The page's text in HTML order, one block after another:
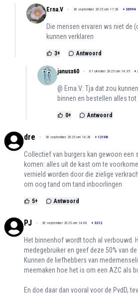
Erna.V 30 september 2025 om 17:28 + 36994
Die mensen ervaren ws niet de
kunnen verklaren
3+ Antwoord
janusx60 01 oktober 2025 om 14:35 +
@ Erna.V: Tja dat zou
binnen en bestellen alles
0+ Antwoord
dre 30 september 2025 om 14:28 + 12108
Collectief van burgers kan gewoon een
komen: alles uit de kast om te
vernield worden door die zielige
om oog tand om tand inboorlingen
5+ Antwoord
PJ 30 september 2025 om 14:08 + 3212
Het binnenhof wordt toch al verbouwd.
medegebruiker en geef deze 50% van
Kunnen de liefhebbers van
meemaken hoe het is om een AZC als
En doe daar dan vooral voor de PvdD,